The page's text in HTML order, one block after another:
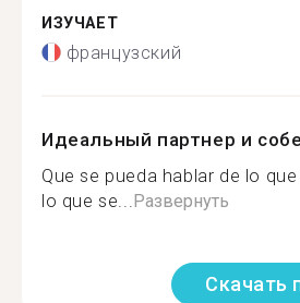
ИЗУЧАЕТ
французский
Идеальный партнер и
Que se pueda hablar de lo
lo que se... Развернуть
Скачать